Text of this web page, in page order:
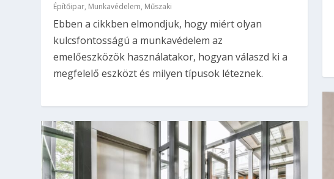
Építőipar, Munkavédelem, Műszaki
Ebben a cikkben elmondjuk, hogy miért olyan
kulcsfontosságú a munkavédelem az
emelőeszközök használatakor, hogyan válaszd ki a
megfelelő eszközt és milyen típusok léteznek.